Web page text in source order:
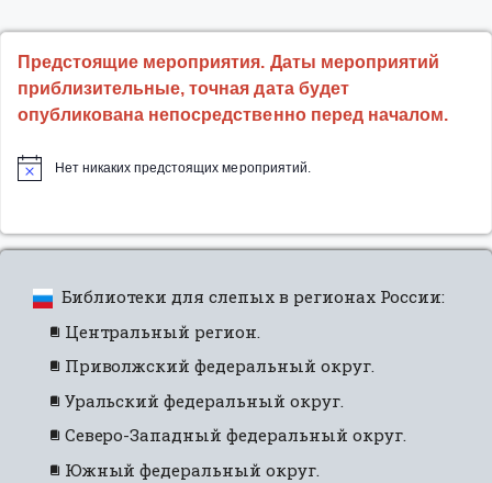
Предстоящие мероприятия. Даты мероприятий
приблизительные, точная дата будет
опубликована непосредственно перед началом.
Нет никаких предстоящих мероприятий.
Библиотеки для слепых в регионах России:
Центральный регион.
Приволжский федеральный округ.
Уральский федеральный округ.
Северо-Западный федеральный округ.
Южный федеральный округ.